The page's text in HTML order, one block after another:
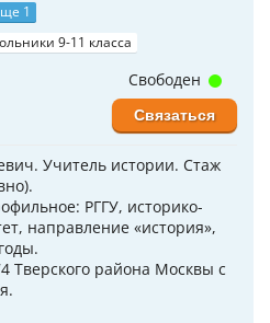
1
9-11 класса
Учитель истории. Стаж
РГГУ, историко-
направление «история»,
района Москвы с
Свободен
Связаться